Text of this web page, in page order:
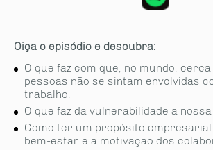
Oiça o episódio e descubra:
O que faz com que, no mundo, cerca
pessoas não se sintam envolvidas
trabalho.
O que faz da vulnerabilidade a
Como ter um propósito
bem-estar e a motivação dos